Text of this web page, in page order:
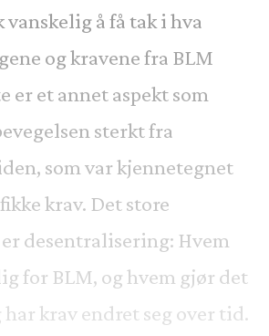
å få tak i hva
og kravene fra BLM
er et annet aspekt som
sterkt fra
som var kjennetegnet
krav. Det store
desentralisering: Hvem
for BLM, og hvem gjør det
krav endret seg over tid.